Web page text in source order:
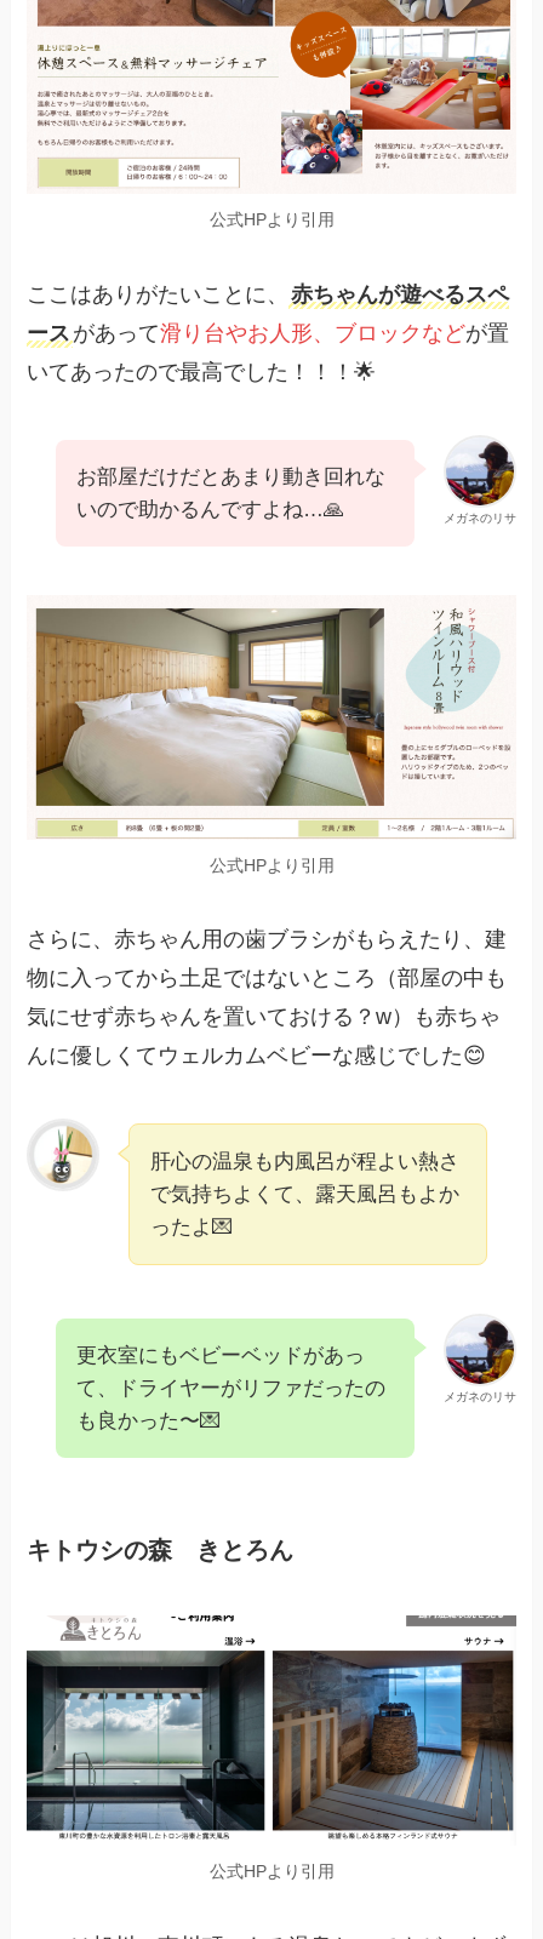
公式HPより引用
ここはありがたいことに、 赤ちゃんが遊べるスペ
ース があって滑り台やお人形、ブロックなどが置
いてあったので最高でした！！！🌟
メガネのリサ
お部屋だけだとあまり動き回れな
いので助かるんですよね…🙏
公式HPより引用
さらに、赤ちゃん用の歯ブラシがもらえたり、建
物に入ってから土足ではないところ（部屋の中も
気にせず赤ちゃんを置いておける？w）も赤ちゃ
んに優しくてウェルカムベビーな感じでした😊
肝心の温泉も内風呂が程よい熱さ
で気持ちよくて、露天風呂もよか
ったよ💌
メガネのリサ
更衣室にもベビーベッドがあっ
て、ドライヤーがリファだったの
も良かった〜💌
キトウシの森 きとろん
公式HPより引用